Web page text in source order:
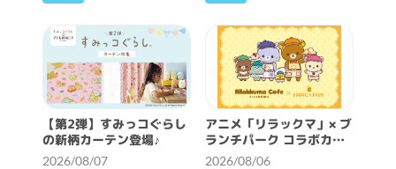
【第2弾】すみっコぐらし
の新柄カーテン登場♪
2026/08/07
アニメ「リラックマ」× ブ
ランチパーク コラボカフ
ェ開催決定！
2026/08/06